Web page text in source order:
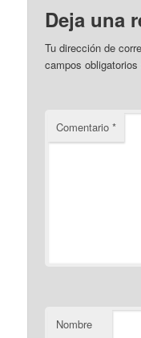
Deja una
Tu dirección de
campos
Comentario*
Nombre